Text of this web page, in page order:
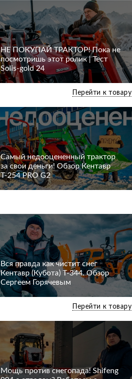
НЕ ПОКУПАЙ ТРАКТОР! Пока не
посмотришь этот ролик | Тест
Solis-gold 24
Перейти к товару
Самый недооцененный трактор
за свои деньги! Обзор Кентавр
Т-254 PRO G2
Вся правда как чистит снег
Кентавр (Кубота) Т-344. Обзор
Сергеем Горячевым
Перейти к товару
Мощь против снегопада! Shifeng